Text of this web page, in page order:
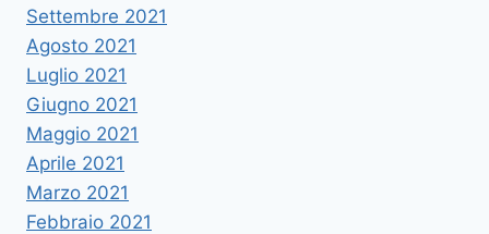
Settembre 2021
Agosto 2021
Luglio 2021
Giugno 2021
Maggio 2021
Aprile 2021
Marzo 2021
Febbraio 2021